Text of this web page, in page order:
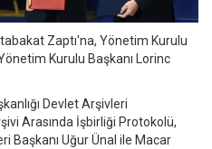
Zaptı'na, Yönetim Kurulu
Kurulu Başkanı Lorinc
Devlet Arşivleri
Arasında İşbirliği Protokolü,
Başkanı Uğur Ünal ile Macar